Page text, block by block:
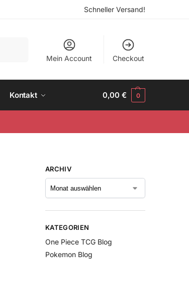
Schneller Versand!
Mein Account Checkout
Kontakt 0,00€ 0
ARCHIV
KATEGORIEN
One Piece TCG Blog
Pokemon Blog